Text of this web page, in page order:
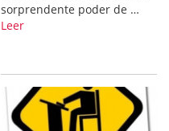
sorprendente poder de …
Leer